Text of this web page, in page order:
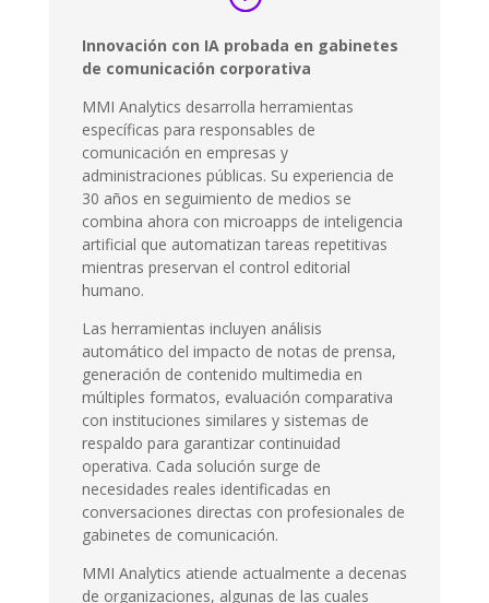
Innovación con IA probada en gabinetes
de comunicación corporativa
MMI Analytics desarrolla herramientas
específicas para responsables de
comunicación en empresas y
administraciones públicas. Su experiencia de
30 años en seguimiento de medios se
combina ahora con microapps de inteligencia
artificial que automatizan tareas repetitivas
mientras preservan el control editorial
humano.
Las herramientas incluyen análisis
automático del impacto de notas de prensa,
generación de contenido multimedia en
múltiples formatos, evaluación comparativa
con instituciones similares y sistemas de
respaldo para garantizar continuidad
operativa. Cada solución surge de
necesidades reales identificadas en
conversaciones directas con profesionales de
gabinetes de comunicación.
MMI Analytics atiende actualmente a decenas
de organizaciones, algunas de las cuales